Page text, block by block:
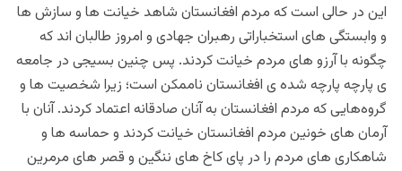
این در حالی است که مردم افغانستان شاهد خیانت ها و سازش ها
و وابستگی های استخباراتی رهبران جهادی و امروز طالبان اند که
چگونه با آرزو های مردم خیانت کردند. پس چنین بسیجی در جامعه
ی پارچه پارچه شده ی افغانستان ناممکن است؛ زیرا شخصیت ها و
گروه‌هایی که مردم افغانستان به آنان صادقانه اعتماد کردند. آنان با
آرمان های خونین مردم افغانستان خیانت کردند و حماسه ها و
شاهکاری های مردم را در پای کاخ های ننگین و قصر های مرمرین